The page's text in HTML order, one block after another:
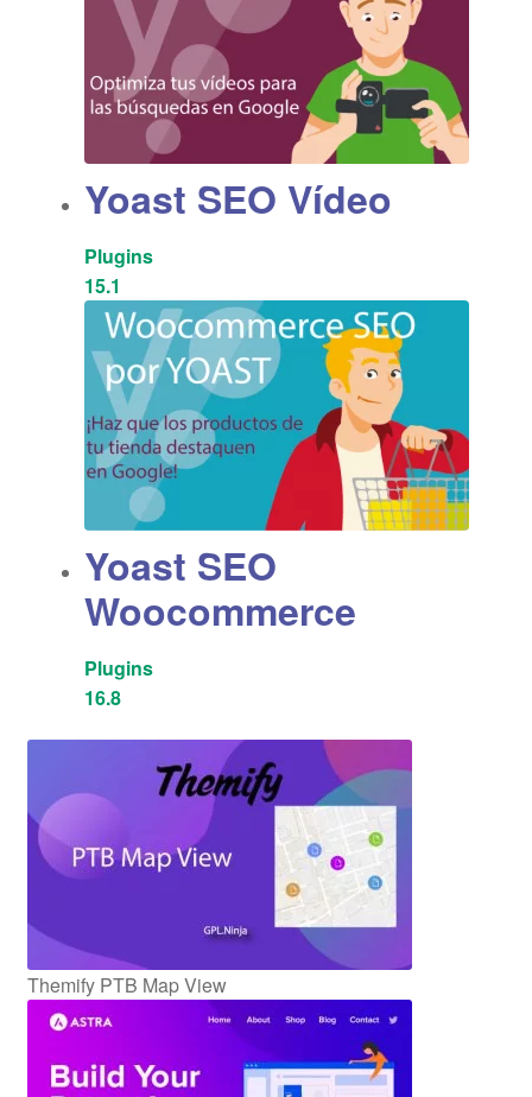
Yoast SEO Vídeo
Plugins
15.1
Yoast SEO
Woocommerce
Plugins
16.8
Themify PTB Map View